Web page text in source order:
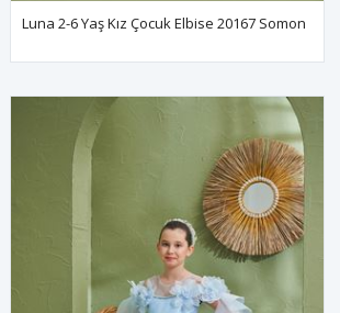
Luna 2-6 Yaş Kız Çocuk Elbise 20167 Somon